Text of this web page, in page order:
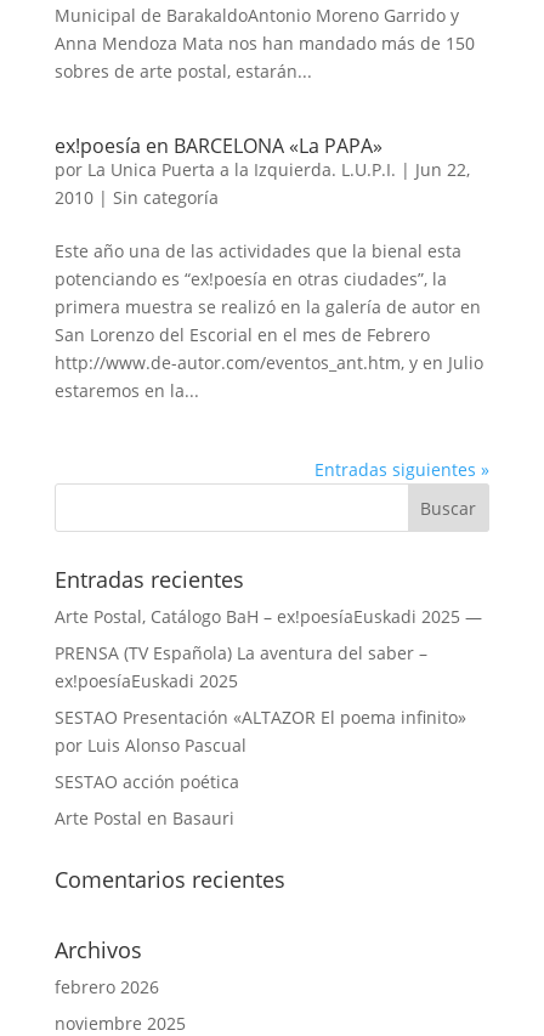
Municipal de BarakaldoAntonio Moreno Garrido y
Anna Mendoza Mata nos han mandado más de 150
sobres de arte postal, estarán...
ex!poesía en BARCELONA «La PAPA»
por La Unica Puerta a la Izquierda. L.U.P.I. | Jun 22,
2010| Sin categoría
Este año una de las actividades que la bienal esta
potenciando es “ex!poesía en otras ciudades”, la
primera muestra se realizó en la galería de autor en
San Lorenzo del Escorial en el mes de Febrero
http://www.de-autor.com/eventos_ant.htm, y en Julio
estaremos en la...
Entradas siguientes »
Entradas recientes
Arte Postal, Catálogo BaH – ex!poesíaEuskadi 2025 —
PRENSA (TV Española) La aventura del saber –
ex!poesíaEuskadi 2025
SESTAO Presentación «ALTAZOR El poema infinito»
por Luis Alonso Pascual
SESTAO acción poética
Arte Postal en Basauri
Comentarios recientes
Archivos
febrero 2026
noviembre 2025